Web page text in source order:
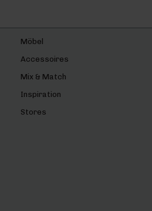
Möbel
Accessoires
Mix & Match
Inspiration
Stores